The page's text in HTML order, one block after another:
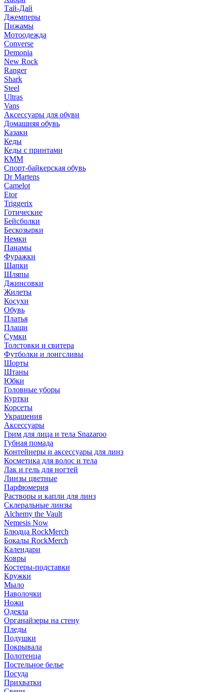
Тай-Дай
Джемперы
Пижамы
Мотоодежда
Converse
Demonia
New Rock
Ranger
Shark
Steel
Ultras
Vans
Аксессуары для обуви
Домашняя обувь
Казаки
Кеды
Кеды с принтами
КММ
Спорт-байкерская обувь
Dr Martens
Camelot
Etor
Triggerix
Готические
Бейсболки
Бескозырки
Немки
Панамы
Фуражки
Шапки
Шляпы
Джинсовки
Жилеты
Косухи
Обувь
Платья
Плащи
Сумки
Толстовки и свитера
Футболки и лонгсливы
Шорты
Штаны
Юбки
Головные уборы
Куртки
Корсеты
Украшения
Аксессуары
Грим для лица и тела Snazaroo
Губная помада
Контейнеры и аксессуары для линз
Косметика для волос и тела
Лак и гель для ногтей
Линзы цветные
Парфюмерия
Растворы и капли для линз
Склеральные линзы
Alchemy the Vault
Nemesis Now
Блюдца RockMerch
Бокалы RockMerch
Календари
Ковры
Костеры-подставки
Кружки
Мыло
Наволочки
Ножи
Одеяла
Органайзеры на стену
Пледы
Подушки
Покрывала
Полотенца
Постельное белье
Посуда
Прихватки